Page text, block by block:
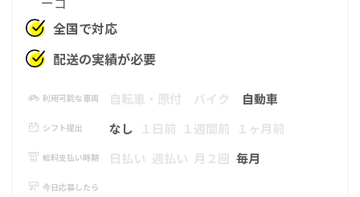
全国で対応
配送の実績が必要
利用可能な車両 自転車・原付 バイク 自動車
シフト提出 なし １日前 １週間前 １ヶ月前
給料支払い時期 日払い 週払い 月２回 毎月
今日応募したら